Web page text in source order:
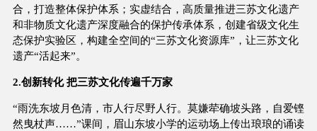
合，打造整体保护体系；实虚结合，高质量推进三苏文化遗产
和非物质文化遗产深度融合的保护传承体系，创建省级文化生
态保护实验区，构建全空间的“三苏文化资源库”，让三苏文化
遗产“活起来”。
2.创新转化 把三苏文化传遍千万家
“雨洗东坡月色清，市人行尽野人行。莫嫌荦确坡头路，自爱铿
然曳杖声……”课间，眉山东坡小学的运动场上传出琅琅的诵读